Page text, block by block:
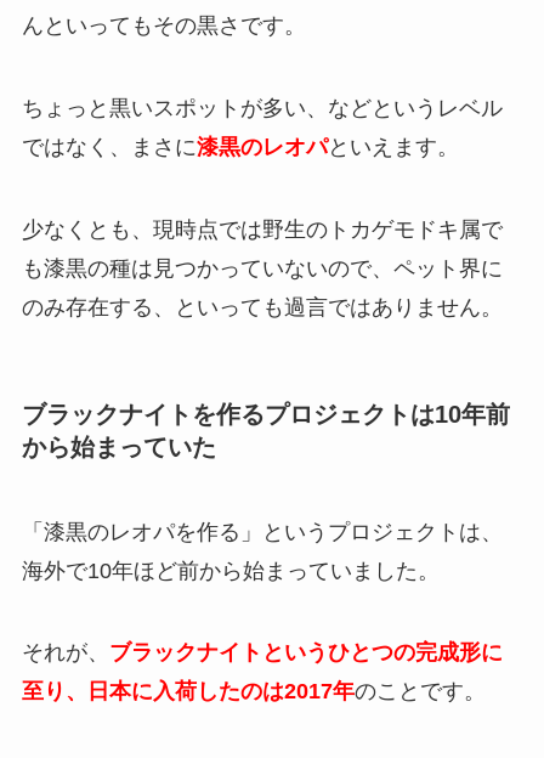
んといってもその黒さです。
ちょっと黒いスポットが多い、などというレベル
ではなく、まさに漆黒のレオパといえます。
少なくとも、現時点では野生のトカゲモドキ属で
も漆黒の種は見つかっていないので、ペット界に
のみ存在する、といっても過言ではありません。
ブラックナイトを作るプロジェクトは10年前
から始まっていた
「漆黒のレオパを作る」というプロジェクトは、
海外で10年ほど前から始まっていました。
それが、 ブラックナイトというひとつの完成形に
至り、日本に入荷したのは2017年のことです。